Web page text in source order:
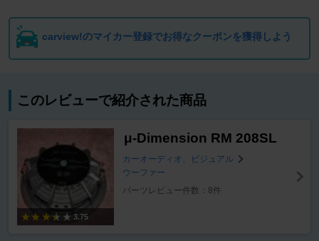
carview!のマイカー登録でお得なクーポンを獲得しよう
このレビューで紹介された商品
3.75
μ-Dimension RM 208SL
カーオーディオ、ビジュアル
ウーファー
パーツレビュー件数：8件